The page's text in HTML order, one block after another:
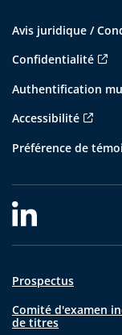
Avis juridique /
Confidentialité
Authentification
Accessibilité
Préférence de
Prospectus
Comité d'examen
de titres